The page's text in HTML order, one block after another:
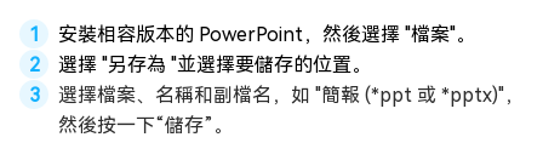
安裝相容版本的 PowerPoint，然後選擇 "檔案"。
選擇 "另存為 "並選擇要儲存的位置。
選擇檔案、名稱和副檔名，如 "簡報 (*ppt 或 *pptx)"，
然後按一下“儲存”。